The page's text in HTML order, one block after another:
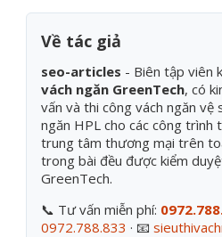
Về tác giả
seo-articles - Biên tập viên
vách ngăn GreenTech, có
vấn và thi công vách ngăn vệ
ngăn HPL cho các công trình
trung tâm thương mại trên
trong bài đều được kiểm
GreenTech.
📞 Tư vấn miễn phí:
0972.788.833 · 📧